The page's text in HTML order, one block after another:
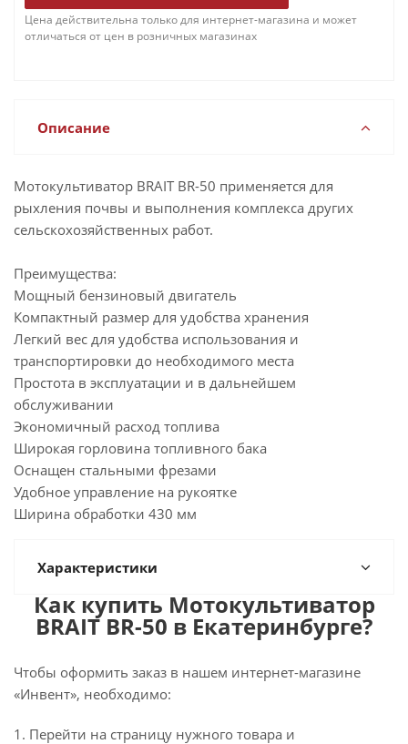
Цена действительна только для интернет-магазина и может
отличаться от цен в розничных магазинах
Описание
Мотокультиватор BRAIT BR-50 применяется для
рыхления почвы и выполнения комплекса других
сельскохозяйственных работ.
Преимущества:
Мощный бензиновый двигатель
Компактный размер для удобства хранения
Легкий вес для удобства использования и
транспортировки до необходимого места
Простота в эксплуатации и в дальнейшем
обслуживании
Экономичный расход топлива
Широкая горловина топливного бака
Оснащен стальными фрезами
Удобное управление на рукоятке
Ширина обработки 430 мм
Характеристики
Как купить Мотокультиватор
BRAIT BR-50 в Екатеринбурге?
Чтобы оформить заказ в нашем интернет-магазине
«Инвент», необходимо:
1. Перейти на страницу нужного товара и